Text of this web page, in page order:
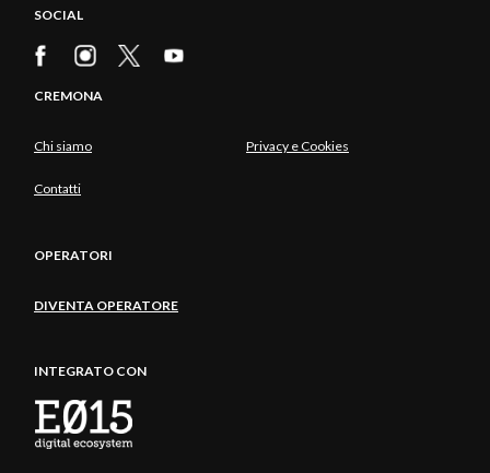
SOCIAL
CREMONA
Chi siamo Privacy e Cookies
Contatti
OPERATORI
DIVENTA OPERATORE
INTEGRATO CON